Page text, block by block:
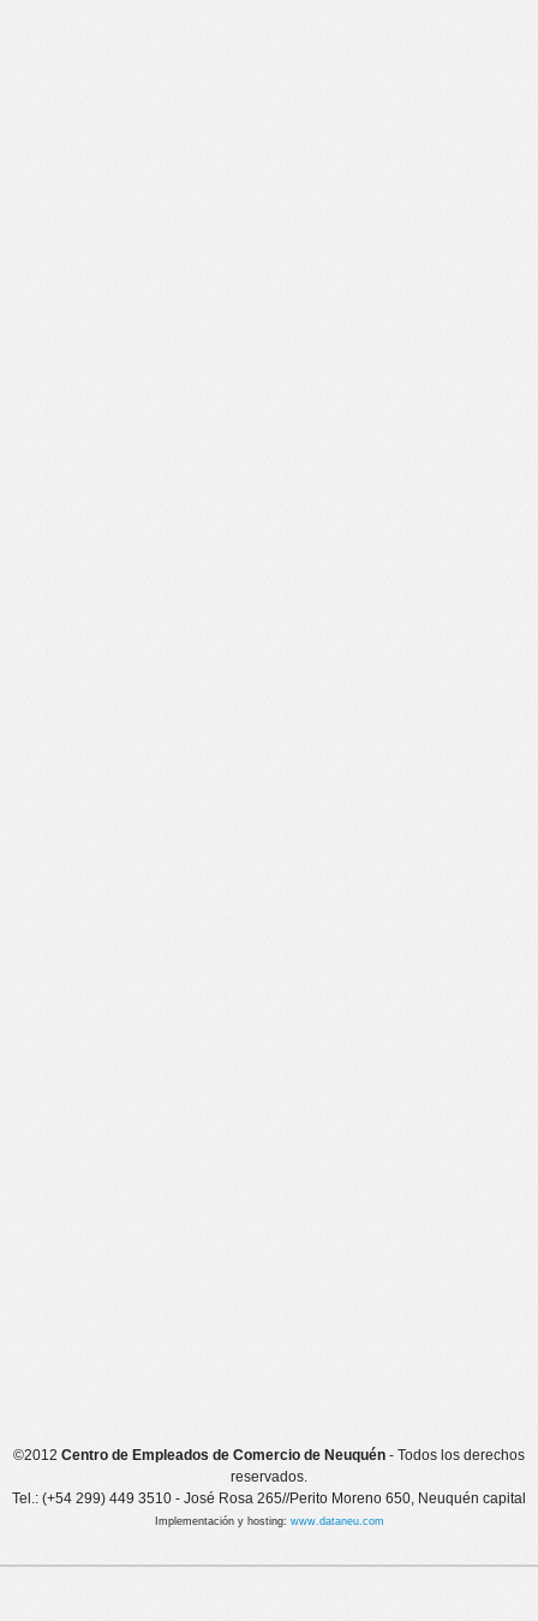
©2012 Centro de Empleados de Comercio de Neuquén - Todos los derechos
reservados.
Tel.: (+54 299) 449 3510 - José Rosa 265//Perito Moreno 650, Neuquén capital
Implementación y hosting: www.dataneu.com